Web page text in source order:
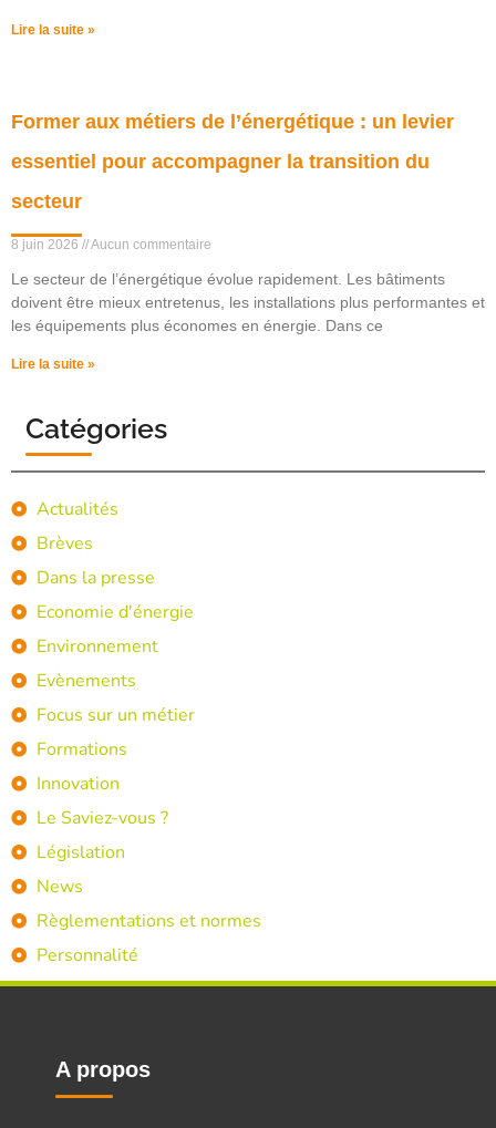
Lire la suite »
Former aux métiers de l’énergétique : un levier
essentiel pour accompagner la transition du
secteur
8 juin 2026 Aucun commentaire
Le secteur de l’énergétique évolue rapidement. Les bâtiments
doivent être mieux entretenus, les installations plus performantes et
les équipements plus économes en énergie. Dans ce
Lire la suite »
Catégories
Actualités
Brèves
Dans la presse
Economie d'énergie
Environnement
Evènements
Focus sur un métier
Formations
Innovation
Le Saviez-vous ?
Législation
News
Règlementations et normes
Personnalité
A propos